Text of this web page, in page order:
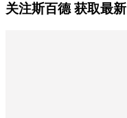
关注斯百德 获取最